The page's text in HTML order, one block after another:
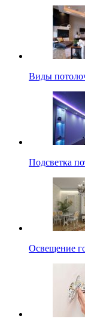
Виды
Подсветка
Освещение